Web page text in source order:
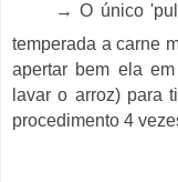
→O único
temperada a carne
apertar bem ela
lavar o arroz) para
procedimento 4